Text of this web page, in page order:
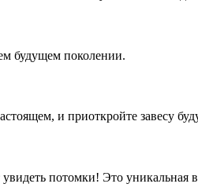
будущем поколении.
и приоткройте завесу
увидеть потомки! Это